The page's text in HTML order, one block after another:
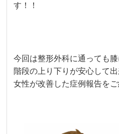
す！！
今回は整形外科に通っても
階段の上り下りが安心して
女性が改善した症例報告をご